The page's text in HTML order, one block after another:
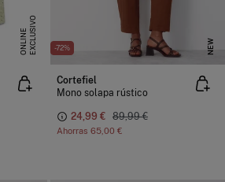
E
X
C
L
U
SI
V
O
O
N
L
I
N
E -72% NEW
Cortefiel
Mono solapa rústico
24,99 € 89,99 €
Ahorras 65,00 €